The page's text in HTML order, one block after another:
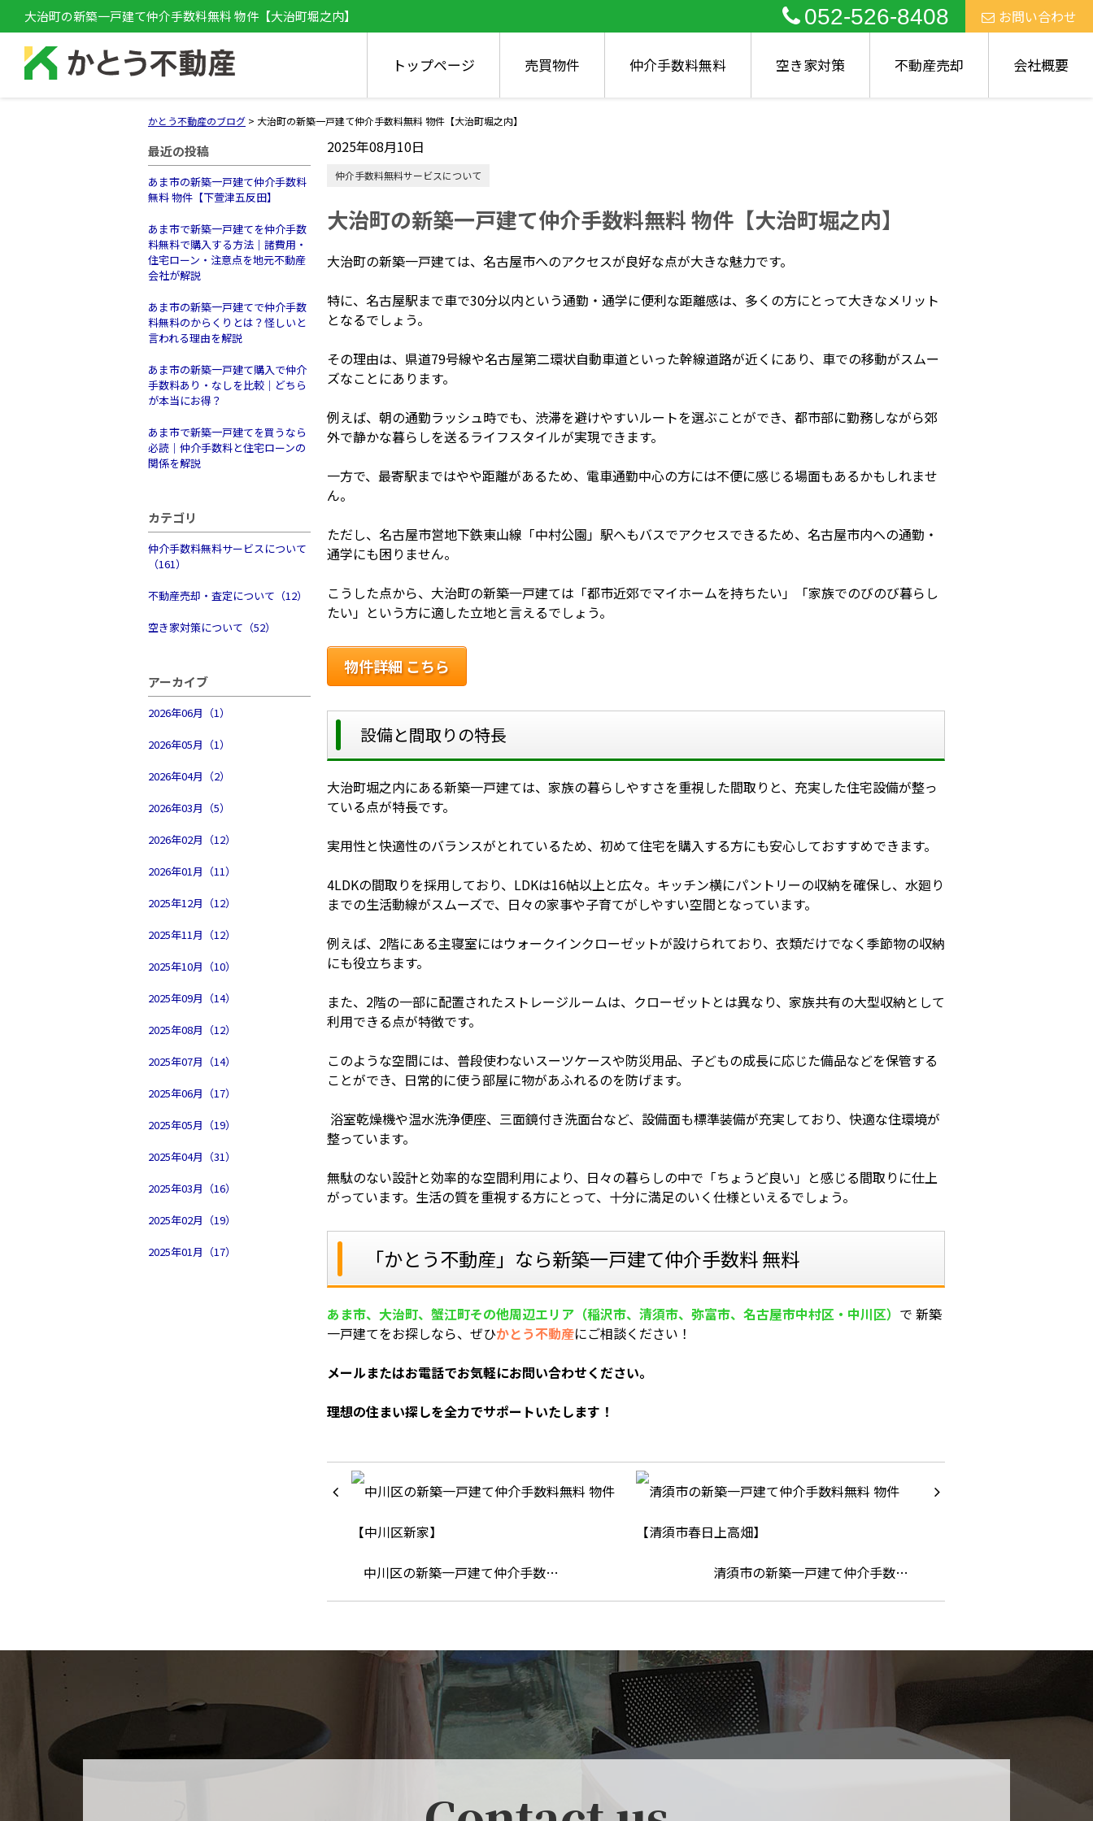
大治町の新築一戸建て仲介手数料無料 物件【大治町堀之内】 052-526-8408 お問い合わせ
トップページ 売買物件 仲介手数料無料 空き家対策 不動産売却 会社概要
かとう不動産のブログ > 大治町の新築一戸建て仲介手数料無料 物件【大治町堀之内】
最近の投稿
あま市の新築一戸建て仲介手数料
無料 物件【下萱津五反田】
あま市で新築一戸建てを仲介手数
料無料で購入する方法｜諸費用・
住宅ローン・注意点を地元不動産
会社が解説
あま市の新築一戸建てで仲介手数
料無料のからくりとは？怪しいと
言われる理由を解説
あま市の新築一戸建て購入で仲介
手数料あり・なしを比較｜どちら
が本当にお得？
あま市で新築一戸建てを買うなら
必読｜仲介手数料と住宅ローンの
関係を解説
カテゴリ
仲介手数料無料サービスについて
（161）
不動産売却・査定について（12）
空き家対策について（52）
アーカイブ
2026年06月（1）
2026年05月（1）
2026年04月（2）
2026年03月（5）
2026年02月（12）
2026年01月（11）
2025年12月（12）
2025年11月（12）
2025年10月（10）
2025年09月（14）
2025年08月（12）
2025年07月（14）
2025年06月（17）
2025年05月（19）
2025年04月（31）
2025年03月（16）
2025年02月（19）
2025年01月（17）
2025年08月10日
仲介手数料無料サービスについて
大治町の新築一戸建て仲介手数料無料 物件【大治町堀之内】
大治町の新築一戸建ては、名古屋市へのアクセスが良好な点が大きな魅力です。
特に、名古屋駅まで車で30分以内という通勤・通学に便利な距離感は、多くの方にとって大きなメリット
となるでしょう。
その理由は、県道79号線や名古屋第二環状自動車道といった幹線道路が近くにあり、車での移動がスムー
ズなことにあります。
例えば、朝の通勤ラッシュ時でも、渋滞を避けやすいルートを選ぶことができ、都市部に勤務しながら郊
外で静かな暮らしを送るライフスタイルが実現できます。
一方で、最寄駅まではやや距離があるため、電車通勤中心の方には不便に感じる場面もあるかもしれませ
ん。
ただし、名古屋市営地下鉄東山線「中村公園」駅へもバスでアクセスできるため、名古屋市内への通勤・
通学にも困りません。
こうした点から、大治町の新築一戸建ては「都市近郊でマイホームを持ちたい」「家族でのびのび暮らし
たい」という方に適した立地と言えるでしょう。
物件詳細 こちら
設備と間取りの特長
大治町堀之内にある新築一戸建ては、家族の暮らしやすさを重視した間取りと、充実した住宅設備が整っ
ている点が特長です。
実用性と快適性のバランスがとれているため、初めて住宅を購入する方にも安心しておすすめできます。
4LDKの間取りを採用しており、LDKは16帖以上と広々。キッチン横にパントリーの収納を確保し、水廻り
までの生活動線がスムーズで、日々の家事や子育てがしやすい空間となっています。
例えば、2階にある主寝室にはウォークインクローゼットが設けられており、衣類だけでなく季節物の収納
にも役立ちます。
また、2階の一部に配置されたストレージルームは、クローゼットとは異なり、家族共有の大型収納として
利用できる点が特徴です。
このような空間には、普段使わないスーツケースや防災用品、子どもの成長に応じた備品などを保管する
ことができ、日常的に使う部屋に物があふれるのを防げます。
浴室乾燥機や温水洗浄便座、三面鏡付き洗面台など、設備面も標準装備が充実しており、快適な住環境が
整っています。
無駄のない設計と効率的な空間利用により、日々の暮らしの中で「ちょうど良い」と感じる間取りに仕上
がっています。生活の質を重視する方にとって、十分に満足のいく仕様といえるでしょう。
「かとう不動産」なら新築一戸建て仲介手数料 無料
あま市、大治町、蟹江町その他周辺エリア（稲沢市、清須市、弥富市、名古屋市中村区・中川区） で 新築
一戸建てをお探しなら、ぜひかとう不動産にご相談ください！
メールまたはお電話でお気軽にお問い合わせください。
理想の住まい探しを全力でサポートいたします！
中川区の新築一戸建て仲介手数… 清須市の新築一戸建て仲介手数…